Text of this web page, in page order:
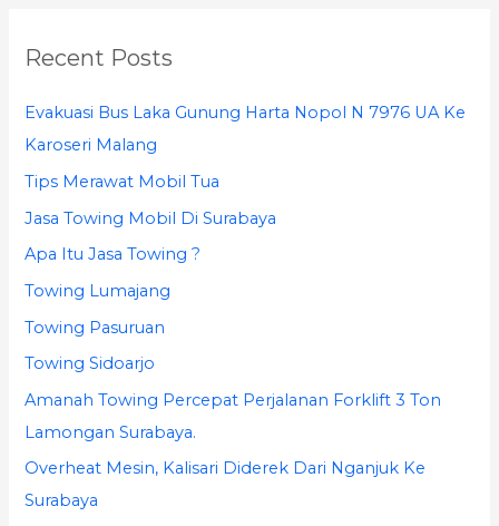
c
r
:
Recent Posts
Evakuasi Bus Laka Gunung Harta Nopol N 7976 UA Ke
Karoseri Malang
Tips Merawat Mobil Tua
Jasa Towing Mobil Di Surabaya
Apa Itu Jasa Towing ?
Towing Lumajang
Towing Pasuruan
Towing Sidoarjo
Amanah Towing Percepat Perjalanan Forklift 3 Ton
Lamongan Surabaya.
Overheat Mesin, Kalisari Diderek Dari Nganjuk Ke
Surabaya